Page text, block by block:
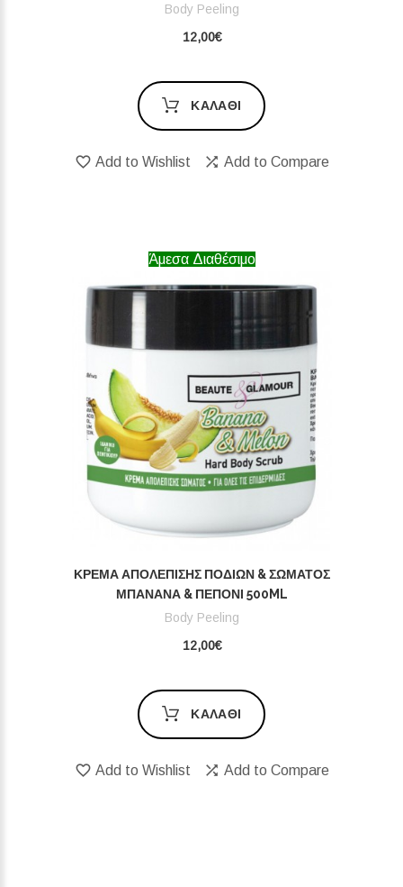
Body Peeling
12,00€
ΚΑΛΆΘΙ
Add to Wishlist Add to Compare
Άμεσα Διαθέσιμο
ΚΡΈΜΑ ΑΠΟΛΈΠΙΣΗΣ ΠΟΔΙΏΝ & ΣΏΜΑΤΟΣ
ΜΠΑΝΆΝΑ & ΠΕΠΌΝΙ 500ML
Body Peeling
12,00€
ΚΑΛΆΘΙ
Add to Wishlist Add to Compare